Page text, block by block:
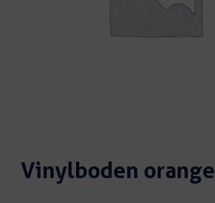
Vinylboden orange